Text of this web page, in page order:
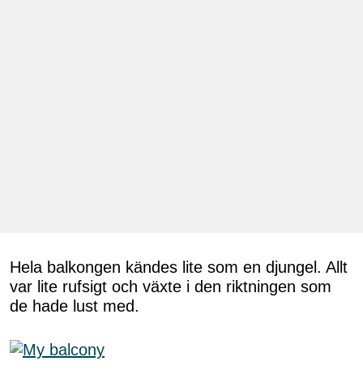
Hela balkongen kändes lite som en djungel. Allt
var lite rufsigt och växte i den riktningen som
de hade lust med.